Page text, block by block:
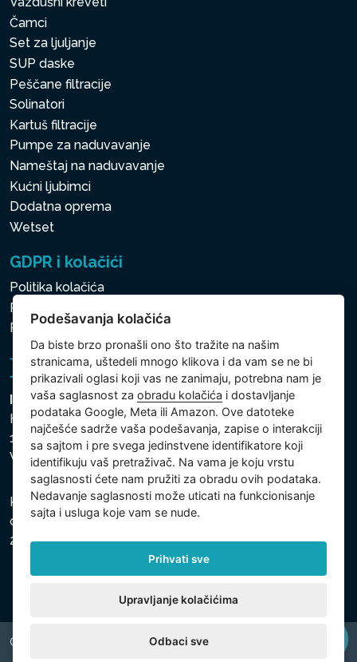
Čamci
Set za ljuljanje
SUP daske
Peščane filtracije
Solinatori
Kartuš filtracije
Pumpe za naduvavanje
Nameštaj na naduvavanje
Kućni ljubimci
Dodatna oprema
Wetset
GDPR i kolačići
Politika kolačića
Politika zaštite ličnih i drugih obrađivanih podataka
Politika kolačića
Intex Trading, s.r.o.
Hradecká 2526/3
130 00 Praha 3
Vinohrady - Česká republika
Kompanija je registrovana u Opštinskom sudu u Pragu,
odeljak C, uložak 74759, Identifikacioni broj kompanije:
26150808, Poreski identifikacioni broj: CZ26150808.
Copyright © 2026 INTEX TRADING s.r.o. All rights reserved.
Podešavanja kolačića
Da biste brzo pronašli ono što tražite na našim
stranicama, uštedeli mnogo klikova i da vam se ne bi
prikazivali oglasi koji vas ne zanimaju, potrebna nam je
vaša saglasnost zaobradu kolačića i dostavljanje
podataka Google, Meta ili Amazon. Ove datoteke
najčešće sadrže vaša podešavanja, zapise o interakciji
sa sajtom i pre svega jedinstvene identifikatore koji
identifikuju vaš pretraživač. Na vama je koju vrstu
saglasnosti ćete nam pružiti za obradu ovih podataka.
Nedavanje saglasnosti može uticati na funkcionisanje
sajta i usluga koje vam se nude.
Prihvati sve
Upravljanje kolačićima
Odbaci sve